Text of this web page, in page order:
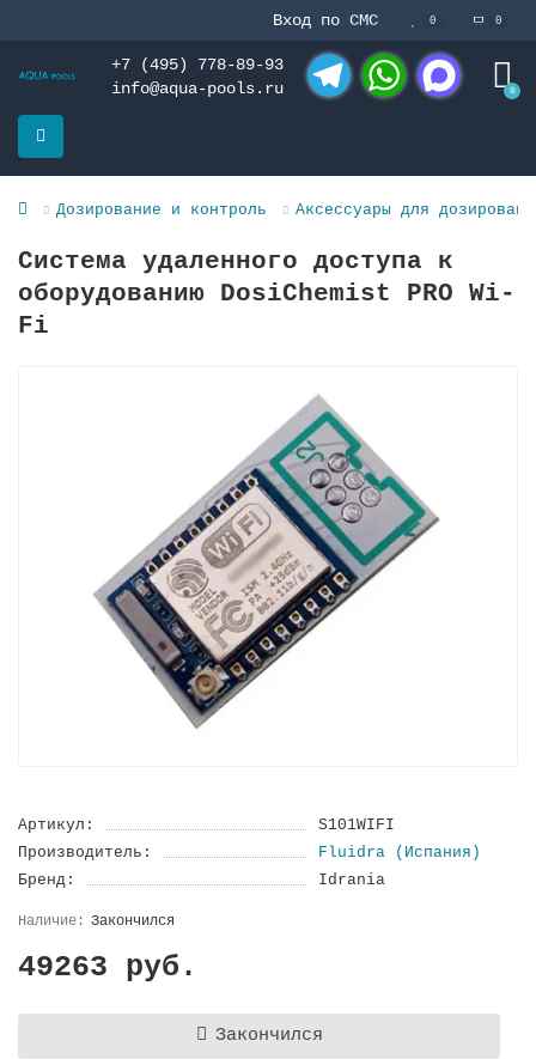
Вход по СМС 0 0
+7 (495) 778-89-93
info@aqua-pools.ru
0
Дозирование и контроль Аксессуары для
Система удаленного доступа к
оборудованию DosiChemist PRO Wi-
Fi
Артикул:
S101WIFI
Производитель:
Fluidra (Испания)
Бренд:
Idrania
Закончился
49263 руб.
Закончился